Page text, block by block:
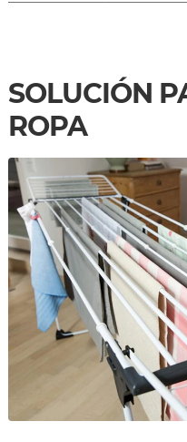
SOLUCIÓN
ROPA